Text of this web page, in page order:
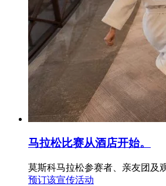
马拉松比赛从酒店开始。
莫斯科马拉松参赛者、亲友团及
预订该宣传活动